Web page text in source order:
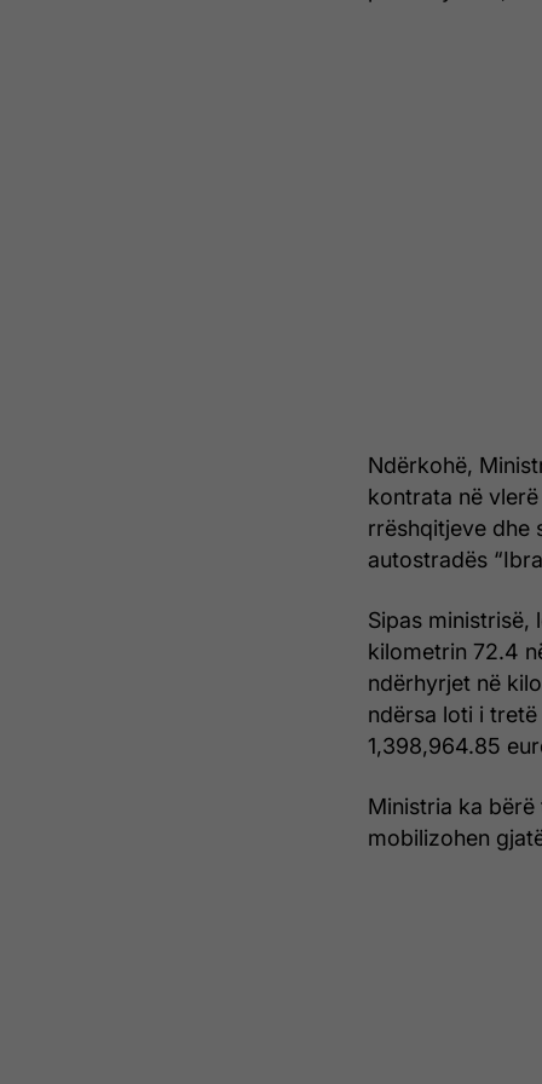
Ndërkohë,
kontrata në
rrëshqitjeve dhe
autostradës
Sipas ministrisë,
kilometrin 72.4
ndërhyrjet në
ndërsa loti i
1,398,964.85
Ministria ka
mobilizohen